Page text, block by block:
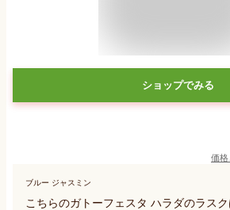
ショップでみる
価格
ブルー ジャスミン
こちらのガトーフェスタ ハラダのラス